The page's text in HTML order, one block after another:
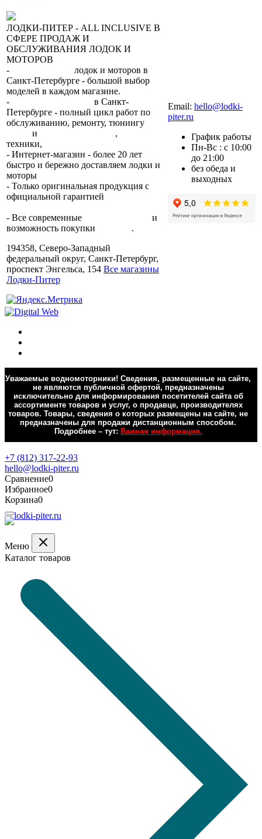
ЛОДКИ-ПИТЕР - ALL INCLUSIVE В
СФЕРЕ ПРОДАЖ И
ОБСЛУЖИВАНИЯ ЛОДОК И
МОТОРОВ
-
лодок и моторов в
Санкт-Петербурге - большой выбор
моделей в каждом магазине.
-
в Санкт-
Петербурге - полный цикл работ по
обслуживанию, ремонту, тюнингу
и ,
техники,
- Интернет-магазин - более 20 лет
быстро и бережно доставляем лодки и
моторы
- Только оригинальная продукция с
официальной гарантией
- Все современные
и
возможность покупки
.
194358, Северо-Западный
федеральный округ, Санкт-Петербург,
проспект Энгельса, 154 Все магазины
Лодки-Питер
Email: hello@lodki-
piter.ru
График работы
Пн-Вс : с 10:00
до 21:00
без обеда и
выходных
Уважаемые водномоторники! Сведения, размещенные на сайте,
не являются публичной офертой, предназначены
исключительно для информирования посетителей сайта об
ассортименте товаров и услуг, о продавце, производителях
товаров. Товары, сведения о которых размещены на сайте, не
предназначены для продажи дистанционным способом.
Подробнее – тут: Важная информация.
+7 (812) 317-22-93
hello@lodki-piter.ru
Сравнение0
Избранное0
Корзина0
Меню
Каталог товаров